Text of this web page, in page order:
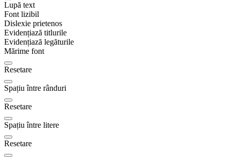
Lupă text
Font lizibil
Dislexie prietenos
Evidențiază titlurile
Evidențiază legăturile
Mărime font
Resetare
Spațiu între rânduri
Resetare
Spațiu între litere
Resetare